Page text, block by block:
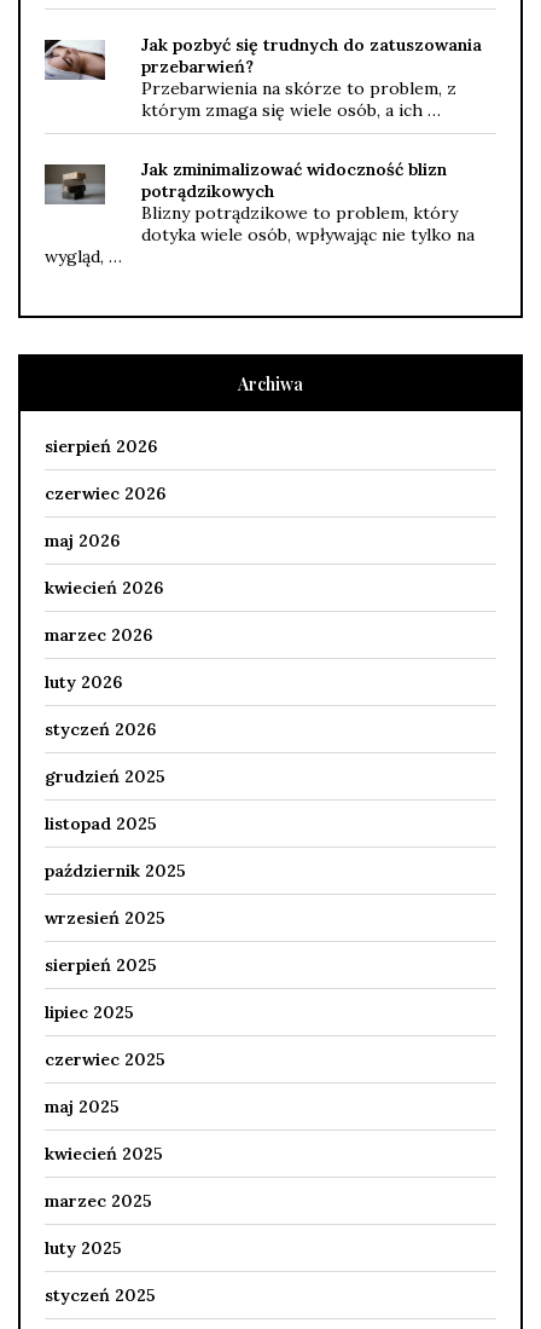
Jak pozbyć się trudnych do zatuszowania
przebarwień?
Przebarwienia na skórze to problem, z
którym zmaga się wiele osób, a ich …
Jak zminimalizować widoczność blizn
potrądzikowych
Blizny potrądzikowe to problem, który
dotyka wiele osób, wpływając nie tylko na
wygląd, …
Archiwa
sierpień 2026
czerwiec 2026
maj 2026
kwiecień 2026
marzec 2026
luty 2026
styczeń 2026
grudzień 2025
listopad 2025
październik 2025
wrzesień 2025
sierpień 2025
lipiec 2025
czerwiec 2025
maj 2025
kwiecień 2025
marzec 2025
luty 2025
styczeń 2025